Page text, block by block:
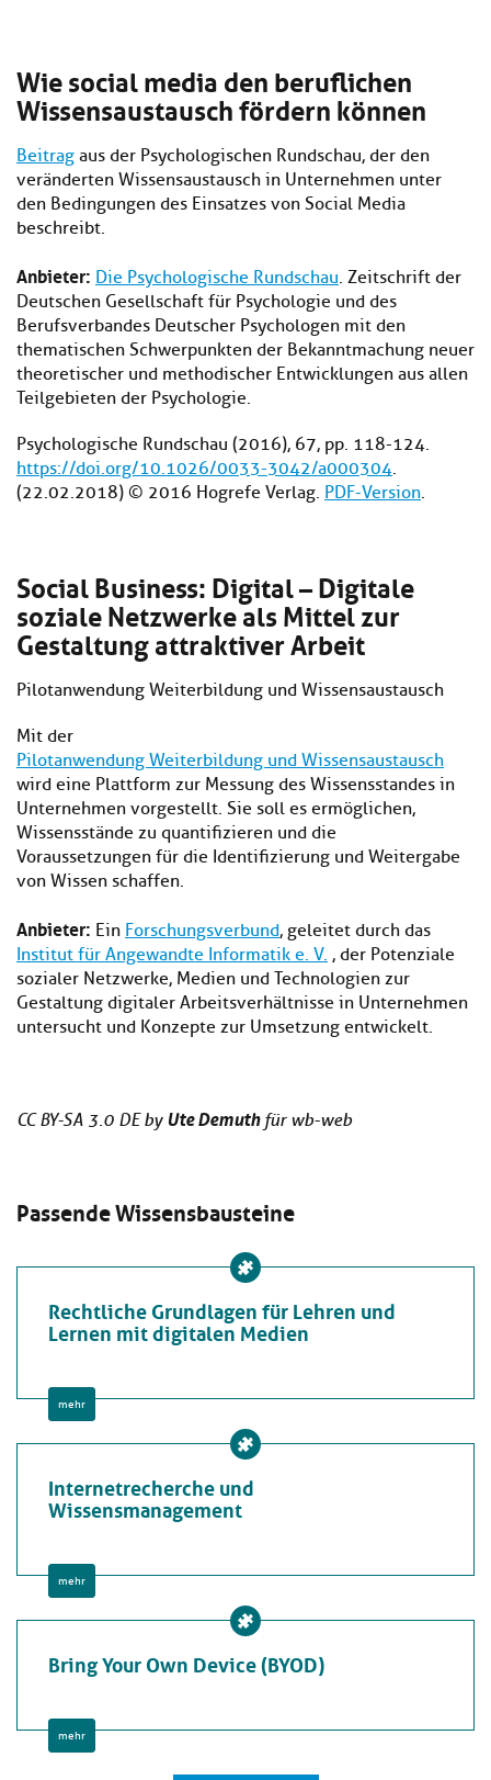
Wie social media den beruflichen
Wissensaustausch fördern können
Beitrag aus der Psychologischen Rundschau, der den
veränderten Wissensaustausch in Unternehmen unter
den Bedingungen des Einsatzes von Social Media
beschreibt.
Anbieter: Die Psychologische Rundschau. Zeitschrift der
Deutschen Gesellschaft für Psychologie und des
Berufsverbandes Deutscher Psychologen mit den
thematischen Schwerpunkten der Bekanntmachung neuer
theoretischer und methodischer Entwicklungen aus allen
Teilgebieten der Psychologie.
Psychologische Rundschau (2016), 67, pp. 118-124.
https://doi.org/10.1026/0033-3042/a000304.
(22.02.2018) © 2016 Hogrefe Verlag. PDF-Version.
Social Business: Digital – Digitale
soziale Netzwerke als Mittel zur
Gestaltung attraktiver Arbeit
Pilotanwendung Weiterbildung und Wissensaustausch
Mit der
Pilotanwendung Weiterbildung und Wissensaustausch
wird eine Plattform zur Messung des Wissensstandes in
Unternehmen vorgestellt. Sie soll es ermöglichen,
Wissensstände zu quantifizieren und die
Voraussetzungen für die Identifizierung und Weitergabe
von Wissen schaffen.
Anbieter: Ein Forschungsverbund, geleitet durch das
Institut für Angewandte Informatik e. V. , der Potenziale
sozialer Netzwerke, Medien und Technologien zur
Gestaltung digitaler Arbeitsverhältnisse in Unternehmen
untersucht und Konzepte zur Umsetzung entwickelt.
CC BY-SA 3.0 DE by Ute Demuthfür wb-web
Passende Wissensbausteine
Rechtliche Grundlagen für Lehren und
Lernen mit digitalen Medien
mehr
Internetrecherche und
Wissensmanagement
mehr
Bring Your Own Device (BYOD)
mehr